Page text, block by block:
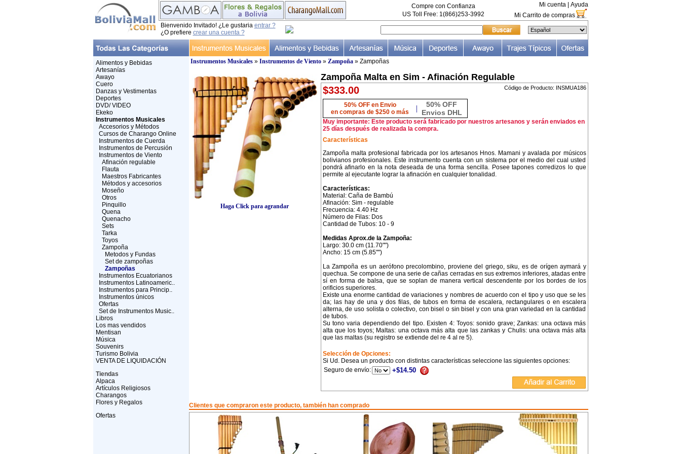
Compre con Confianza
US Toll Free: 1(866)253-3992
Mi cuenta| Ayuda
Mi Carrito de compras
Bienvenido Invitado! ¿Le gustaria entrar ?
¿O prefiere crear una cuenta ?
Alimentos y Bebidas
Artesanías
Awayo
Cuero
Danzas y Vestimentas
Deportes
DVD/ VIDEO
Ekeko
Instrumentos Musicales
Accesorios y Métodos
Cursos de Charango Online
Instrumentos de Cuerda
Instrumentos de Percusión
Instrumentos de Viento
Afinación regulable
Flauta
Maestros Fabricantes
Métodos y accesorios
Moseño
Otros
Pinquillo
Quena
Quenacho
Sets
Tarka
Toyos
Zampoña
Metodos y Fundas
Set de zampoñas
Zampoñas
Instrumentos Ecuatorianos
Instrumentos Latinoameric..
Instrumentos para Princip..
Instrumentos únicos
Ofertas
Set de Instrumentos Music..
Libros
Los mas vendidos
Mentisan
Música
Souvenirs
Turismo Bolivia
VENTA DE LIQUIDACIÓN
Tiendas
Alpaca
Artículos Religiosos
Charangos
Flores y Regalos
Ofertas
Instrumentos Musicales» Instrumentos de Viento» Zampoña» Zampoñas
Haga Click para agrandar
Zampoña Malta en Sim - Afinación Regulable
$333.00 Código de Producto: INSMUA186
50% OFF en Envio
en compras de $250 o más
|
50% OFF
Envios DHL
Muy importante: Este producto será fabricado por nuestros artesanos y serán enviados en
25 días después de realizada la compra.
Características
Zampoña malta profesional fabricada por los artesanos Hnos. Mamani y avalada por músicos
bolivianos profesionales. Este instrumento cuenta con un sistema por el medio del cual usted
pondrá afinarlo en la nota deseada de una forma sencilla. Posee tapones corredizos lo que
permite al ejecutante lograr la afinación en cualquier tonalidad.
Características:
Material: Caña de Bambú
Afinación: Sim - regulable
Frecuencia: 4.40 Hz
Número de Filas: Dos
Cantidad de Tubos: 10 - 9
Medidas Aprox.de la Zampoña:
Largo: 30.0 cm (11.70"")
Ancho: 15 cm (5.85"")
La Zampoña es un aerófono precolombino, proviene del griego, siku, es de orígen aymará y
quechua. Se compone de una serie de cañas cerradas en sus extremos inferiores, atadas entre
sí en forma de balsa, que se soplan de manera vertical descendente por los bordes de los
orificios superiores.
Existe una enorme cantidad de variaciones y nombres de acuerdo con el tipo y uso que se les
da; las hay de una y dos filas, de tubos en forma de escalera, rectangulares o en escalera
alterna, de uso solista o colectivo, con bisel o sin bisel y con una gran variedad en la cantidad
de tubos.
Su tono varia dependiendo del tipo. Existen 4: Toyos: sonido grave; Zankas: una octava más
alta que los toyos; Maltas: una octava más alta que las zankas y Chulis: una octava más alta
que las maltas (su registro se extiende del re 4 al re 5).
Selección de Opciones:
Si Ud. Desea un producto con distintas características seleccione las siguientes opciones:
Seguro de envío:
+$14.50
Clientes que compraron este producto, también han comprado